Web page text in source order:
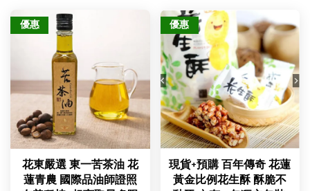
優惠
花東嚴選 東一苦茶油 花
蓮青農 國際品油師證照
優惠
現貨+預購 百年傳奇 花蓮
黃金比例花生酥 酥脆不